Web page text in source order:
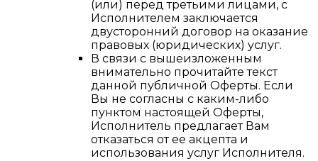
(или) перед третьими лицами, с
Исполнителем заключается
двусторонний договор на оказание
правовых (юридических) услуг.
В связи с вышеизложенным
внимательно прочитайте текст
данной публичной Оферты. Если
Вы не согласны с каким-либо
пунктом настоящей Оферты,
Исполнитель предлагает Вам
отказаться от ее акцепта и
использования услуг Исполнителя.